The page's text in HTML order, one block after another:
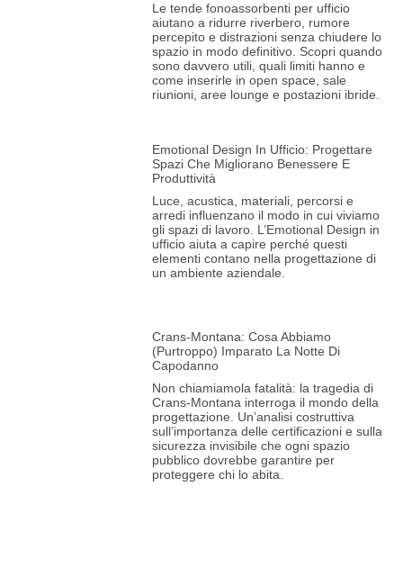
Le tende fonoassorbenti per ufficio
aiutano a ridurre riverbero, rumore
percepito e distrazioni senza chiudere lo
spazio in modo definitivo. Scopri quando
sono davvero utili, quali limiti hanno e
come inserirle in open space, sale
riunioni, aree lounge e postazioni ibride.
Emotional Design In Ufficio: Progettare
Spazi Che Migliorano Benessere E
Produttività
Luce, acustica, materiali, percorsi e
arredi influenzano il modo in cui viviamo
gli spazi di lavoro. L’Emotional Design in
ufficio aiuta a capire perché questi
elementi contano nella progettazione di
un ambiente aziendale.
Crans-Montana: Cosa Abbiamo
(purtroppo) Imparato La Notte Di
Capodanno
Non chiamiamola fatalità: la tragedia di
Crans-Montana interroga il mondo della
progettazione. Un’analisi costruttiva
sull’importanza delle certificazioni e sulla
sicurezza invisibile che ogni spazio
pubblico dovrebbe garantire per
proteggere chi lo abita.